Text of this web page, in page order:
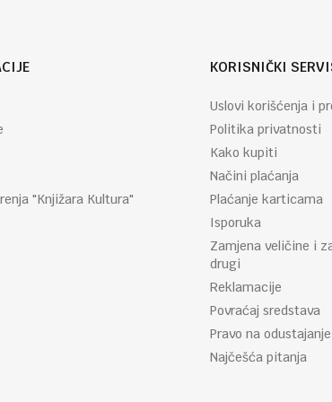
"Knjižara Kultura"
KORISNIČKI
Uslovi korišćenja i
Politika privatnosti
Kako kupiti
Načini plaćanja
Plaćanje karticama
Isporuka
Zamjena veličine i
drugi
Reklamacije
Povraćaj sredstava
Pravo na odustajanje
Najčešća pitanja